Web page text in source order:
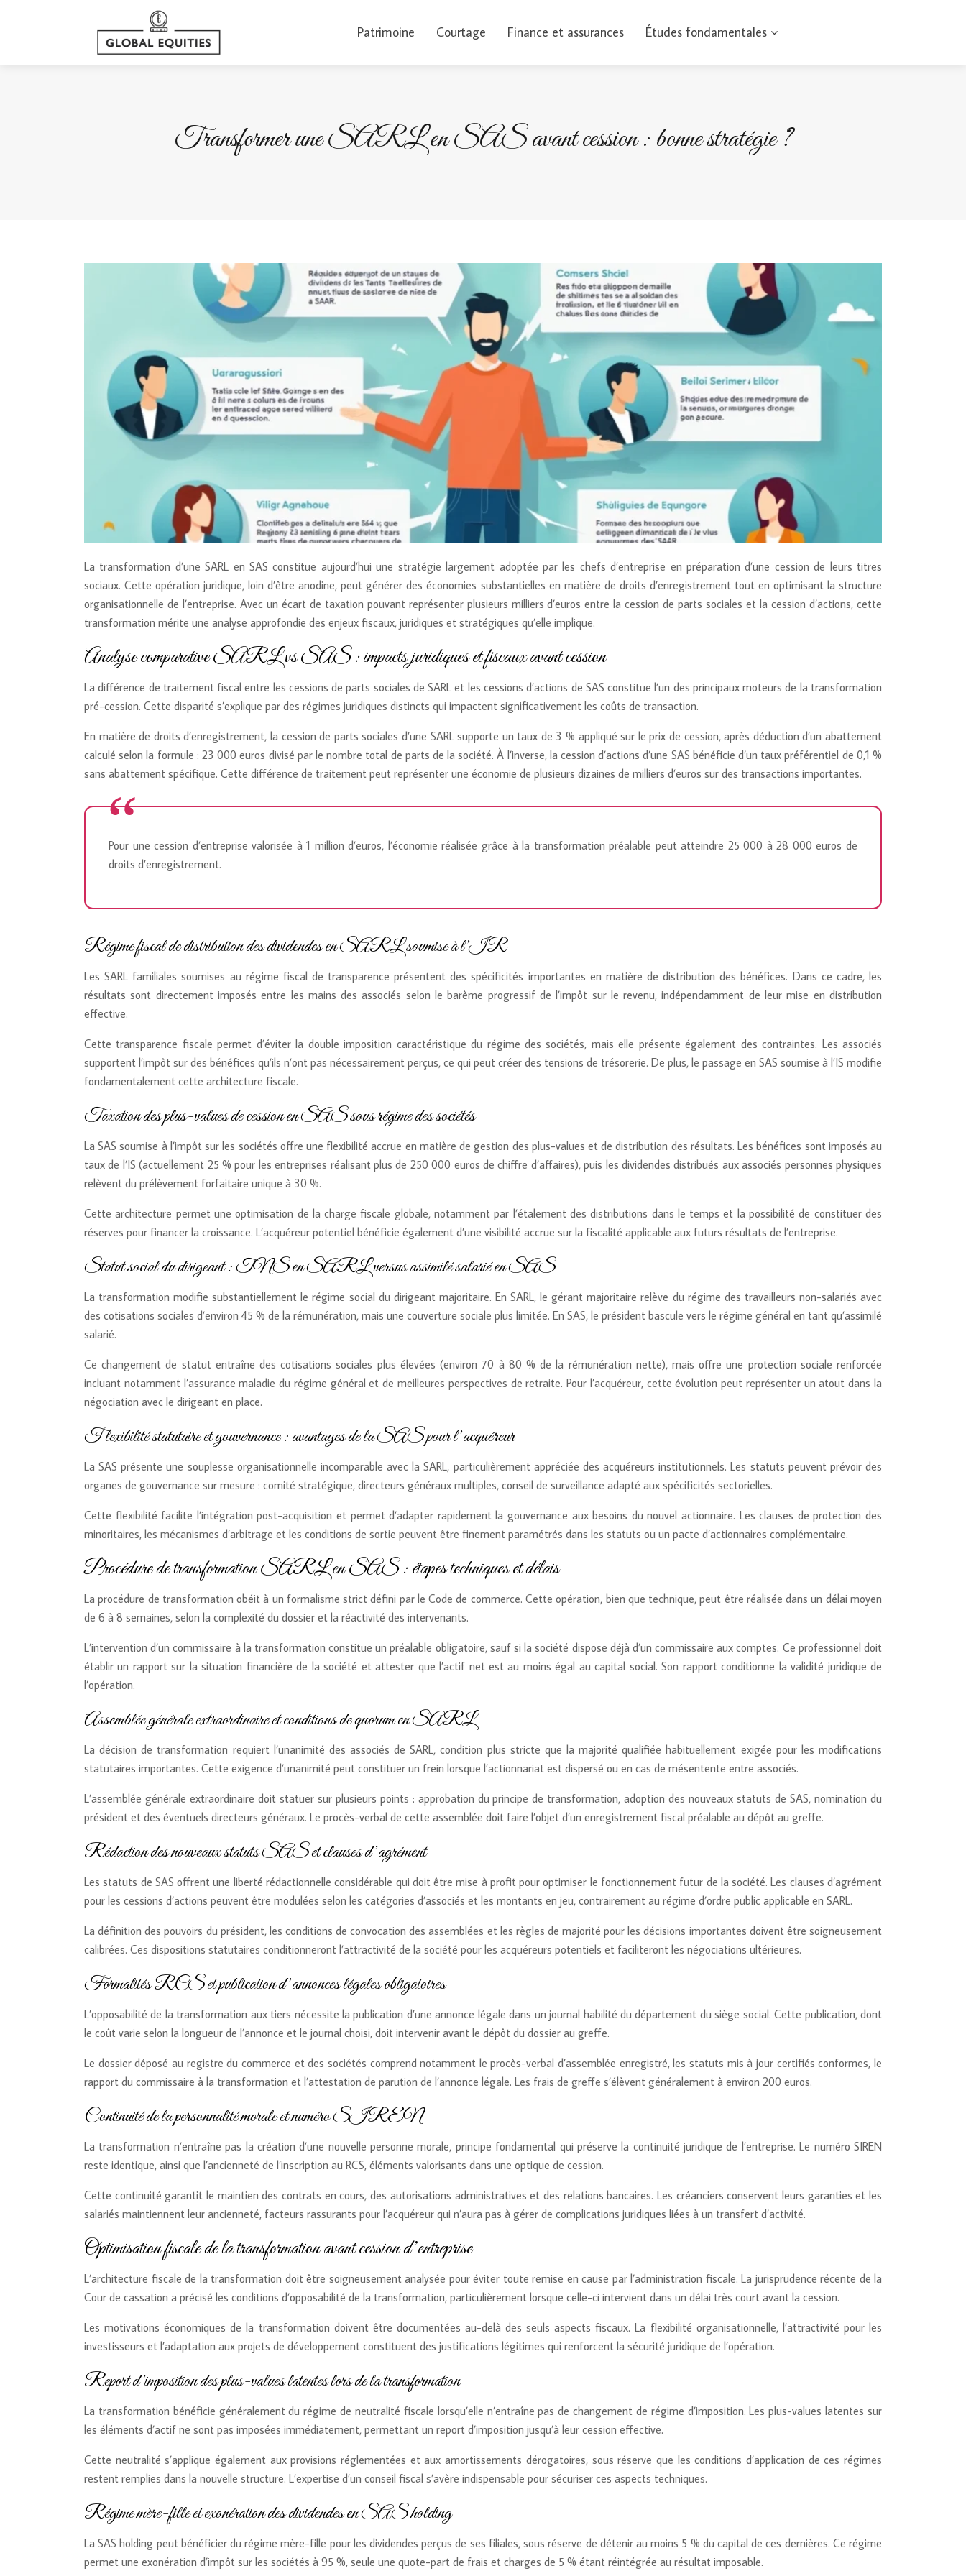
Patrimoine Courtage Finance et assurances Études fondamentales
Transformer une SARL en SAS avant cession : bonne stratégie ?
La transformation d’une SARL en SAS constitue aujourd’hui une stratégie largement adoptée par les chefs d’entreprise en préparation d’une cession de leurs titres
sociaux. Cette opération juridique, loin d’être anodine, peut générer des économies substantielles en matière de droits d’enregistrement tout en optimisant la structure
organisationnelle de l’entreprise. Avec un écart de taxation pouvant représenter plusieurs milliers d’euros entre la cession de parts sociales et la cession d’actions, cette
transformation mérite une analyse approfondie des enjeux fiscaux, juridiques et stratégiques qu’elle implique.
Analyse comparative SARL vs SAS : impacts juridiques et fiscaux avant cession
La différence de traitement fiscal entre les cessions de parts sociales de SARL et les cessions d’actions de SAS constitue l’un des principaux moteurs de la transformation
pré-cession. Cette disparité s’explique par des régimes juridiques distincts qui impactent significativement les coûts de transaction.
En matière de droits d’enregistrement, la cession de parts sociales d’une SARL supporte un taux de 3 % appliqué sur le prix de cession, après déduction d’un abattement
calculé selon la formule : 23 000 euros divisé par le nombre total de parts de la société. À l’inverse, la cession d’actions d’une SAS bénéficie d’un taux préférentiel de 0,1 %
sans abattement spécifique. Cette différence de traitement peut représenter une économie de plusieurs dizaines de milliers d’euros sur des transactions importantes.
Pour une cession d’entreprise valorisée à 1 million d’euros, l’économie réalisée grâce à la transformation préalable peut atteindre 25 000 à 28 000 euros de
droits d’enregistrement.
Régime fiscal de distribution des dividendes en SARL soumise à l’IR
Les SARL familiales soumises au régime fiscal de transparence présentent des spécificités importantes en matière de distribution des bénéfices. Dans ce cadre, les
résultats sont directement imposés entre les mains des associés selon le barème progressif de l’impôt sur le revenu, indépendamment de leur mise en distribution
effective.
Cette transparence fiscale permet d’éviter la double imposition caractéristique du régime des sociétés, mais elle présente également des contraintes. Les associés
supportent l’impôt sur des bénéfices qu’ils n’ont pas nécessairement perçus, ce qui peut créer des tensions de trésorerie. De plus, le passage en SAS soumise à l’IS modifie
fondamentalement cette architecture fiscale.
Taxation des plus-values de cession en SAS sous régime des sociétés
La SAS soumise à l’impôt sur les sociétés offre une flexibilité accrue en matière de gestion des plus-values et de distribution des résultats. Les bénéfices sont imposés au
taux de l’IS (actuellement 25 % pour les entreprises réalisant plus de 250 000 euros de chiffre d’affaires), puis les dividendes distribués aux associés personnes physiques
relèvent du prélèvement forfaitaire unique à 30 %.
Cette architecture permet une optimisation de la charge fiscale globale, notamment par l’étalement des distributions dans le temps et la possibilité de constituer des
réserves pour financer la croissance. L’acquéreur potentiel bénéficie également d’une visibilité accrue sur la fiscalité applicable aux futurs résultats de l’entreprise.
Statut social du dirigeant : TNS en SARL versus assimilé salarié en SAS
La transformation modifie substantiellement le régime social du dirigeant majoritaire. En SARL, le gérant majoritaire relève du régime des travailleurs non-salariés avec
des cotisations sociales d’environ 45 % de la rémunération, mais une couverture sociale plus limitée. En SAS, le président bascule vers le régime général en tant qu’assimilé
salarié.
Ce changement de statut entraîne des cotisations sociales plus élevées (environ 70 à 80 % de la rémunération nette), mais offre une protection sociale renforcée
incluant notamment l’assurance maladie du régime général et de meilleures perspectives de retraite. Pour l’acquéreur, cette évolution peut représenter un atout dans la
négociation avec le dirigeant en place.
Flexibilité statutaire et gouvernance : avantages de la SAS pour l’acquéreur
La SAS présente une souplesse organisationnelle incomparable avec la SARL, particulièrement appréciée des acquéreurs institutionnels. Les statuts peuvent prévoir des
organes de gouvernance sur mesure : comité stratégique, directeurs généraux multiples, conseil de surveillance adapté aux spécificités sectorielles.
Cette flexibilité facilite l’intégration post-acquisition et permet d’adapter rapidement la gouvernance aux besoins du nouvel actionnaire. Les clauses de protection des
minoritaires, les mécanismes d’arbitrage et les conditions de sortie peuvent être finement paramétrés dans les statuts ou un pacte d’actionnaires complémentaire.
Procédure de transformation SARL en SAS : étapes techniques et délais
La procédure de transformation obéit à un formalisme strict défini par le Code de commerce. Cette opération, bien que technique, peut être réalisée dans un délai moyen
de 6 à 8 semaines, selon la complexité du dossier et la réactivité des intervenants.
L’intervention d’un commissaire à la transformation constitue un préalable obligatoire, sauf si la société dispose déjà d’un commissaire aux comptes. Ce professionnel doit
établir un rapport sur la situation financière de la société et attester que l’actif net est au moins égal au capital social. Son rapport conditionne la validité juridique de
l’opération.
Assemblée générale extraordinaire et conditions de quorum en SARL
La décision de transformation requiert l’unanimité des associés de SARL, condition plus stricte que la majorité qualifiée habituellement exigée pour les modifications
statutaires importantes. Cette exigence d’unanimité peut constituer un frein lorsque l’actionnariat est dispersé ou en cas de mésentente entre associés.
L’assemblée générale extraordinaire doit statuer sur plusieurs points : approbation du principe de transformation, adoption des nouveaux statuts de SAS, nomination du
président et des éventuels directeurs généraux. Le procès-verbal de cette assemblée doit faire l’objet d’un enregistrement fiscal préalable au dépôt au greffe.
Rédaction des nouveaux statuts SAS et clauses d’agrément
Les statuts de SAS offrent une liberté rédactionnelle considérable qui doit être mise à profit pour optimiser le fonctionnement futur de la société. Les clauses d’agrément
pour les cessions d’actions peuvent être modulées selon les catégories d’associés et les montants en jeu, contrairement au régime d’ordre public applicable en SARL.
La définition des pouvoirs du président, les conditions de convocation des assemblées et les règles de majorité pour les décisions importantes doivent être soigneusement
calibrées. Ces dispositions statutaires conditionneront l’attractivité de la société pour les acquéreurs potentiels et faciliteront les négociations ultérieures.
Formalités RCS et publication d’annonces légales obligatoires
L’opposabilité de la transformation aux tiers nécessite la publication d’une annonce légale dans un journal habilité du département du siège social. Cette publication, dont
le coût varie selon la longueur de l’annonce et le journal choisi, doit intervenir avant le dépôt du dossier au greffe.
Le dossier déposé au registre du commerce et des sociétés comprend notamment le procès-verbal d’assemblée enregistré, les statuts mis à jour certifiés conformes, le
rapport du commissaire à la transformation et l’attestation de parution de l’annonce légale. Les frais de greffe s’élèvent généralement à environ 200 euros.
Continuité de la personnalité morale et numéro SIREN
La transformation n’entraîne pas la création d’une nouvelle personne morale, principe fondamental qui préserve la continuité juridique de l’entreprise. Le numéro SIREN
reste identique, ainsi que l’ancienneté de l’inscription au RCS, éléments valorisants dans une optique de cession.
Cette continuité garantit le maintien des contrats en cours, des autorisations administratives et des relations bancaires. Les créanciers conservent leurs garanties et les
salariés maintiennent leur ancienneté, facteurs rassurants pour l’acquéreur qui n’aura pas à gérer de complications juridiques liées à un transfert d’activité.
Optimisation fiscale de la transformation avant cession d’entreprise
L’architecture fiscale de la transformation doit être soigneusement analysée pour éviter toute remise en cause par l’administration fiscale. La jurisprudence récente de la
Cour de cassation a précisé les conditions d’opposabilité de la transformation, particulièrement lorsque celle-ci intervient dans un délai très court avant la cession.
Les motivations économiques de la transformation doivent être documentées au-delà des seuls aspects fiscaux. La flexibilité organisationnelle, l’attractivité pour les
investisseurs et l’adaptation aux projets de développement constituent des justifications légitimes qui renforcent la sécurité juridique de l’opération.
Report d’imposition des plus-values latentes lors de la transformation
La transformation bénéficie généralement du régime de neutralité fiscale lorsqu’elle n’entraîne pas de changement de régime d’imposition. Les plus-values latentes sur
les éléments d’actif ne sont pas imposées immédiatement, permettant un report d’imposition jusqu’à leur cession effective.
Cette neutralité s’applique également aux provisions réglementées et aux amortissements dérogatoires, sous réserve que les conditions d’application de ces régimes
restent remplies dans la nouvelle structure. L’expertise d’un conseil fiscal s’avère indispensable pour sécuriser ces aspects techniques.
Régime mère-fille et exonération des dividendes en SAS holding
La SAS holding peut bénéficier du régime mère-fille pour les dividendes perçus de ses filiales, sous réserve de détenir au moins 5 % du capital de ces dernières. Ce régime
permet une exonération d’impôt sur les sociétés à 95 %, seule une quote-part de frais et charges de 5 % étant réintégrée au résultat imposable.